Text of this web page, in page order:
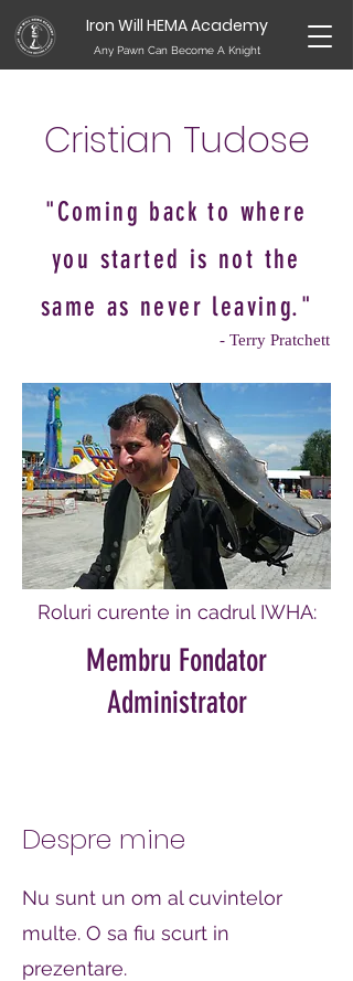
Iron Will HEMA Academy
Any Pawn Can Become A Knight
Cristian Tudose
"Coming back to where
you started is not the
same as never leaving."
- Terry Pratchett
Roluri curente in cadrul IWHA:
Membru Fondator
Administrator
Despre mine
Nu sunt un om al cuvintelor
multe. O sa fiu scurt in
prezentare.